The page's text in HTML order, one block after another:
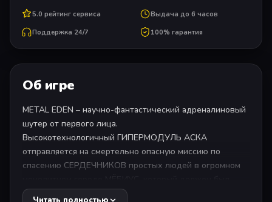
5.0 рейтинг сервиса
Выдача до 6 часов
Поддержка 24/7
100% гарантия
Об игре
METAL EDEN – научно-фантастический адреналиновый
шутер от первого лица.
Высокотехнологичный ГИПЕРМОДУЛЬ АСКА
отправляется на смертельно опасную миссию по
спасению СЕРДЕЧНИКОВ простых людей в огромном
стать новым домом для человечества, но вместо этого